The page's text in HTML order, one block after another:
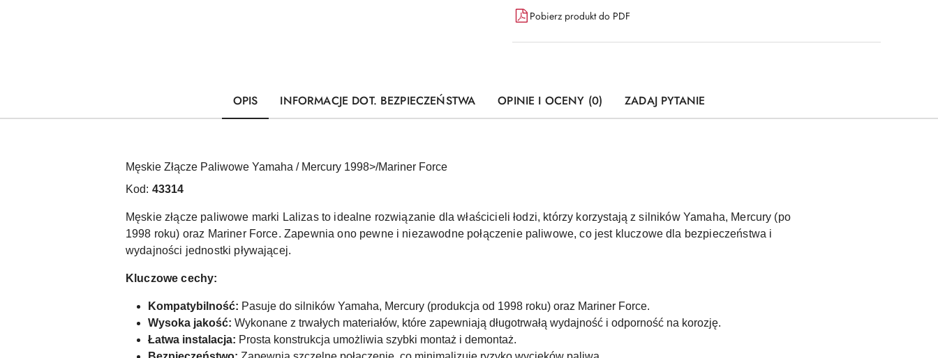
Pobierz produkt do PDF
OPIS INFORMACJE DOT. BEZPIECZEŃSTWA OPINIE I OCENY (0) ZADAJ PYTANIE
Męskie Złącze Paliwowe Yamaha / Mercury 1998>/Mariner Force
Kod: 43314
Męskie złącze paliwowe marki Lalizas to idealne rozwiązanie dla właścicieli łodzi, którzy korzystają z silników Yamaha, Mercury (po
1998 roku) oraz Mariner Force. Zapewnia ono pewne i niezawodne połączenie paliwowe, co jest kluczowe dla bezpieczeństwa i
wydajności jednostki pływającej.
Kluczowe cechy:
Kompatybilność: Pasuje do silników Yamaha, Mercury (produkcja od 1998 roku) oraz Mariner Force.
Wysoka jakość: Wykonane z trwałych materiałów, które zapewniają długotrwałą wydajność i odporność na korozję.
Łatwa instalacja: Prosta konstrukcja umożliwia szybki montaż i demontaż.